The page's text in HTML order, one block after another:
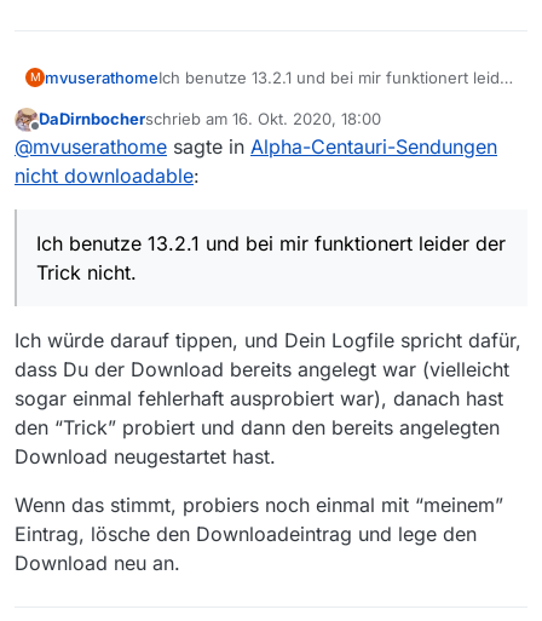
M mvuserathomeIch benutze 13.2.1 und bei mir funktionert leider
Ich habe es mit
mp4,mp3,m4v,flv,m4a,fv=1
und
.
DaDirnbocherschrieb am 16. Okt. 2020, 18:00
zuletzt editiert von
@mvuserathome sagte in Alpha-Centauri-Sendungen
nicht downloadable:
Ich benutze 13.2.1 und bei mir funktionert leider der
Trick nicht.
Ich würde darauf tippen, und Dein Logfile spricht dafür,
dass Du der Download bereits angelegt war (vielleicht
sogar einmal fehlerhaft ausprobiert war), danach hast
den “Trick” probiert und dann den bereits angelegten
Download neugestartet hast.
Wenn das stimmt, probiers noch einmal mit “meinem”
Eintrag, lösche den Downloadeintrag und lege den
Download neu an.